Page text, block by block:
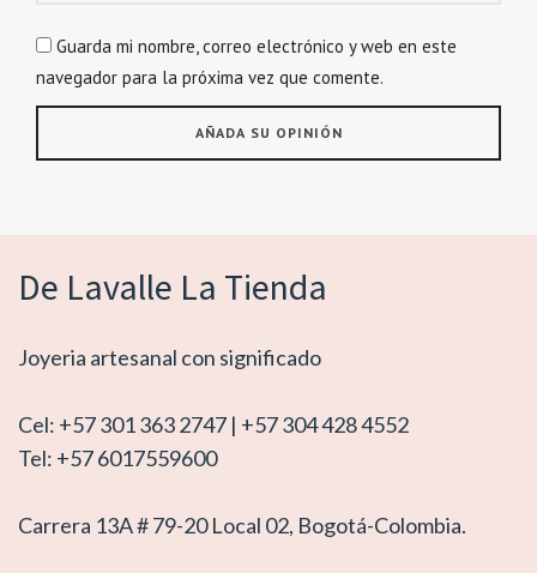
Guarda mi nombre, correo electrónico y web en este
navegador para la próxima vez que comente.
De Lavalle La Tienda
Joyeria artesanal con significado
Cel: +57 301 363 2747 | +57 304 428 4552
Tel: +57 6017559600
Carrera 13A # 79-20 Local 02, Bogotá-Colombia.